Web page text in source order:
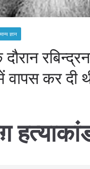
ज्ञान
वापस कर दी